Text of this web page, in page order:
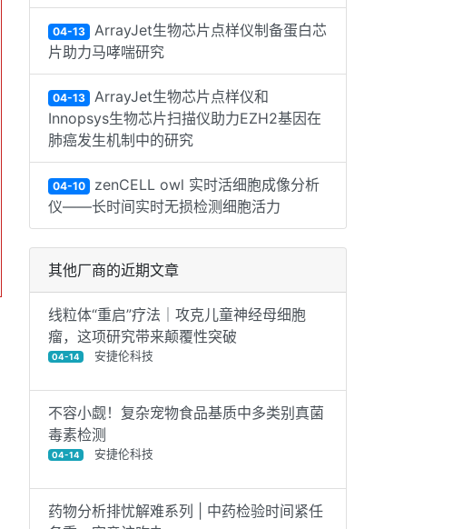
04-13 ArrayJet生物芯片点样仪制备蛋白芯
片助力马哮喘研究
04-13 ArrayJet生物芯片点样仪和
Innopsys生物芯片扫描仪助力EZH2基因在
肺癌发生机制中的研究
04-10 zenCELL owl 实时活细胞成像分析
仪——长时间实时无损检测细胞活力
其他厂商的近期文章
线粒体“重启”疗法｜攻克儿童神经母细胞
瘤，这项研究带来颠覆性突破
04-14 安捷伦科技
不容小觑！复杂宠物食品基质中多类别真菌
毒素检测
04-14 安捷伦科技
药物分析排忧解难系列 | 中药检验时间紧任